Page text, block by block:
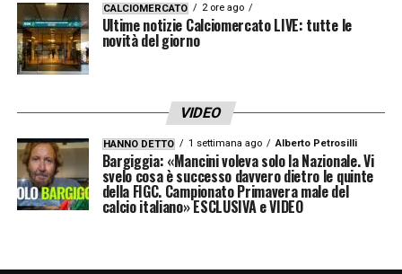
CALCIOMERCATO 2 ore ago
Ultime notizie Calciomercato LIVE: tutte le
novità del giorno
VIDEO
HANNO DETTO 1 settimana ago Alberto Petrosilli
Bargiggia: «Mancini voleva solo la Nazionale. Vi
svelo cosa è successo davvero dietro le quinte
della FIGC. Campionato Primavera male del
calcio italiano» ESCLUSIVA e VIDEO